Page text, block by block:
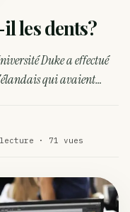
du
ACTU
WEED
les dents?
Duke a effectué
qui avaient…
· 71 vues